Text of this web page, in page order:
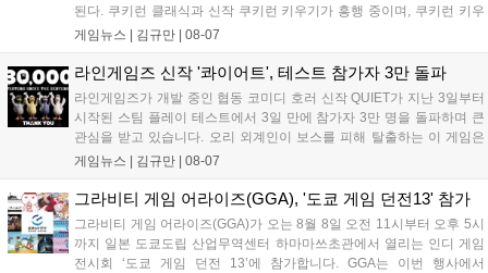
된다. 쿠키런 클래식과 신작 쿠키런 키우기가 흥행 중이며, 쿠키런 키우
기는 13일 첫 업데이트를 시작으로 2주 간격의 콘텐츠를 제공한다. 또한
이다. 회사는 비용 효율화와 신작 흥행을 통해 하반기 실적 턴어라운드
게임뉴스 | 김규만 | 08-07
라인게임즈 신작 '콰이어트', 테스트 참가자 3만 돌파
라인게임즈가 개발 중인 협동 코미디 호러 신작 QUIET가 지난 3일부터
시작된 스팀 플레이 테스트에서 3일 만에 참가자 3만 명을 돌파하며 큰
관심을 받고 있습니다. 오리 외계인이 보스를 피해 탈출하는 이 게임은
최대 4인 협동을 지원하며, 소음 관리와 물리 법칙을 활용한 전략적 플레
을 개선 중이며, 상세 정보는 스팀 페이지에서 확인 가능합니다....
게임뉴스 | 김규만 | 08-07
그라비티 게임 어라이즈(GGA), '도쿄 게임 던전13' 참가
그라비티 게임 어라이즈(GGA)가 오는 8월 8일 오전 11시부터 오후 5시
까지 일본 도쿄도립 산업무역센터 하마마쓰초관에서 열리는 인디 게임
전시회 ‘도쿄 게임 던전 13’에 참가합니다. GGA는 이번 행사에서